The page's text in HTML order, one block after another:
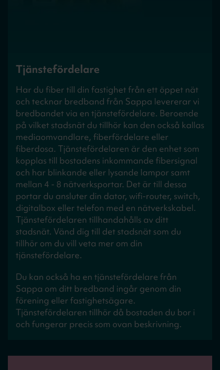
Tjänstefördelare
Har du fiber till din fastighet från ett öppet nät
och tecknar bredband från Sappa levererar vi
bredbandet via en tjänstefördelare. Beroende
på vilket stadsnät du tillhör kan den också kallas
mediaomvandlare, fiberfördelare eller
fiberdosa. Tjänstefördelaren är den enhet som
kopplas till bostadens inkommande fibersignal
och har blinkande eller lysande lampor samt
mellan 4 - 8 nätverksportar. Det är till dessa
portar du ansluter din dator, wifi-router, switch,
digitalbox eller telefon med en nätverkskabel.
Tjänstefördelaren tillhandahålls av ditt
stadsnät. Vänd dig till det stadsnät som du
tillhör om du vill veta mer om din
tjänstefördelare.
Du kan också ha en tjänstefördelare från
Sappa om ditt bredband ingår genom din
förening eller fastighetsägare.
Tjänstefördelaren tillhör då bostaden du bor i
och fungerar precis som ovan beskrivning.